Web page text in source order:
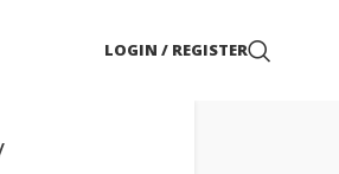
LOGIN / REGISTER